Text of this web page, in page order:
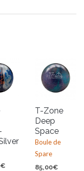
€
T-Zone
Deep
Space
Boule de
Spare
85,00€